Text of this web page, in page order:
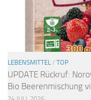
LEBENSMITTEL / TOP
UPDATE Rückruf:
Bio Beerenmischung